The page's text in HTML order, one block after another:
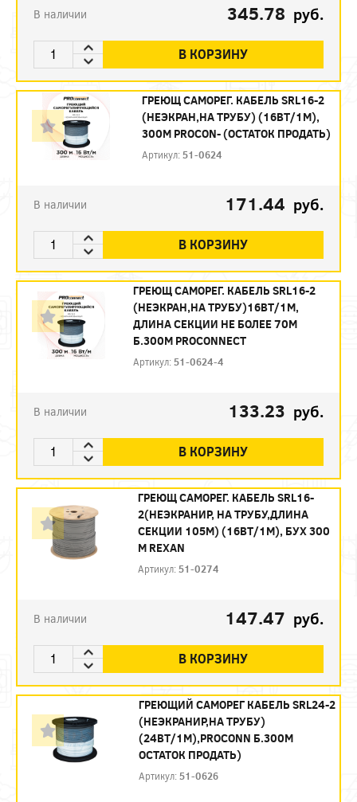
В наличии 345.78 руб.
В КОРЗИНУ
ГРЕЮЩ САМОРЕГ. КАБЕЛЬ SRL16-2
(НЕЭКРАН,НА ТРУБУ) (16ВТ/1М),
300М PROCON- (ОСТАТОК ПРОДАТЬ)
Артикул: 51-0624
В наличии 171.44 руб.
В КОРЗИНУ
ГРЕЮЩ САМОРЕГ. КАБЕЛЬ SRL16-2
(НЕЭКРАН,НА ТРУБУ)16ВТ/1М,
ДЛИНА СЕКЦИИ НЕ БОЛЕЕ 70М
Б.300М PROCONNECT
Артикул: 51-0624-4
В наличии 133.23 руб.
В КОРЗИНУ
ГРЕЮЩ САМОРЕГ. КАБЕЛЬ SRL16-
2(НЕЭКРАНИР, НА ТРУБУ,ДЛИНА
СЕКЦИИ 105М) (16ВТ/1М), БУХ 300
М REXAN
Артикул: 51-0274
В наличии 147.47 руб.
В КОРЗИНУ
ГРЕЮЩИЙ САМОРЕГ КАБЕЛЬ SRL24-2
(НЕЭКРАНИР,НА ТРУБУ)
(24ВТ/1М),PROCONN Б.300М
ОСТАТОК ПРОДАТЬ)
Артикул: 51-0626